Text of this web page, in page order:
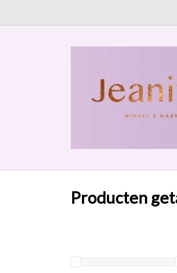
Producten